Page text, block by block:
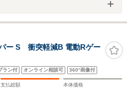
ー S 衝突軽減B 電動Rゲー
ラン付 オンライン相談可 360°画像付
支払総額 本体価格